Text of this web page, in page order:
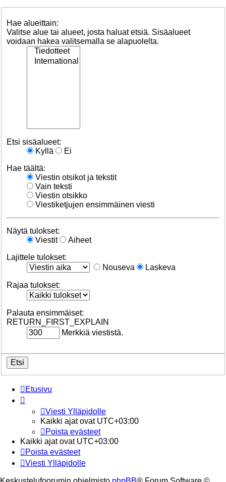
Hae alueittain:
Valitse alue tai alueet, josta haluat etsiä. Sisäalueet
voidaan hakea valitsemalla se alapuolelta.
Etsi sisäalueet:
Kyllä
Ei
Hae täältä:
Viestin otsikot ja tekstit
Vain teksti
Viestin otsikko
Viestiketjujen ensimmäinen viesti
Näytä tulokset:
Viestit
Aiheet
Lajittele tulokset:
Nouseva
Laskeva
Rajaa tulokset:
Palauta ensimmäiset:
RETURN_FIRST_EXPLAIN
Merkkiä viestistä.
Etusivu
Viesti Ylläpidolle
Kaikki ajat ovat UTC+03:00
Poista evästeet
Kaikki ajat ovat UTC+03:00
Poista evästeet
Viesti Ylläpidolle